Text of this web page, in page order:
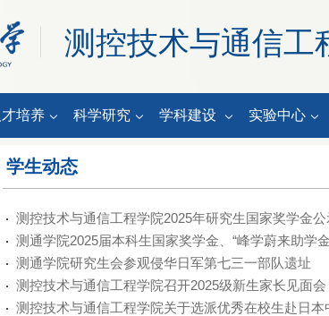
测控技术与通信工
培养 科学研究 学科建设 实验中心
学生动态
测控技术与通信工程学院2025年研究生国家奖学金公
测通学院2025届本科生国家奖学金、“峰学蔚来助学
测通学院研究生会参观侵华日军第七三一部队遗址
测控技术与通信工程学院召开2025级新生家长见面会
测控技术与通信工程学院关于选派优秀在校生赴日